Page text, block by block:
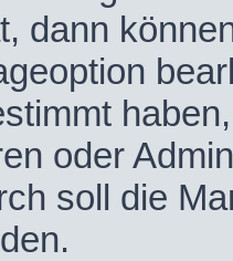
dann
oder
soll die